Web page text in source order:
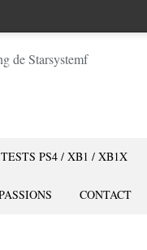
TESTS PS4 / XB1 / XB1X
CONTACT